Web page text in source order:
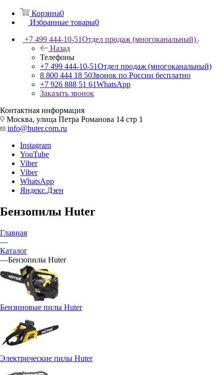
Корзина0
Избранные товары0
+7 499 444-10-51Отдел продаж (многоканальный)
Назад
Телефоны
+7 499 444-10-51Отдел продаж (многоканальный)
8 800 444 18 50Звонок по России бесплатно
+7 926 888 51 61WhatsApp
Заказать звонок
Контактная информация
Москва, улица Петра Романова 14 стр 1
info@huter.com.ru
Instagram
YouTube
Viber
Viber
WhatsApp
Яндекс.Дзен
Бензопилы Huter
Главная
—
Каталог
—Бензопилы Huter
Бензиновые пилы Huter
Электрические пилы Huter